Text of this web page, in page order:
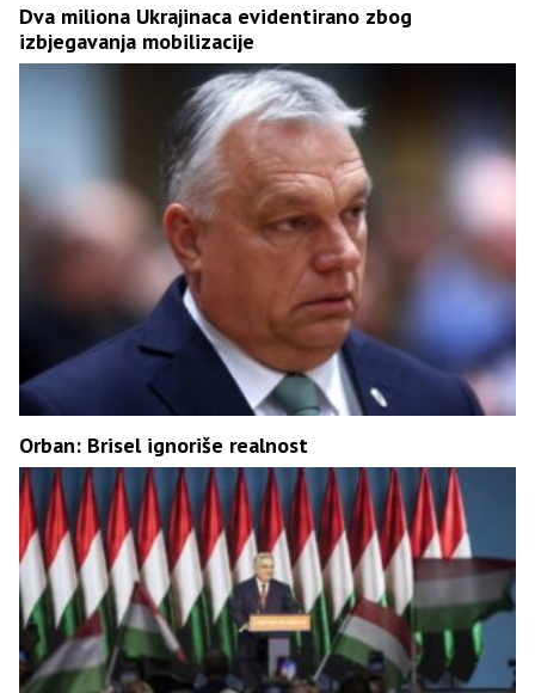
Dva miliona Ukrajinaca evidentirano zbog
izbjegavanja mobilizacije
Orban: Brisel ignoriše realnost